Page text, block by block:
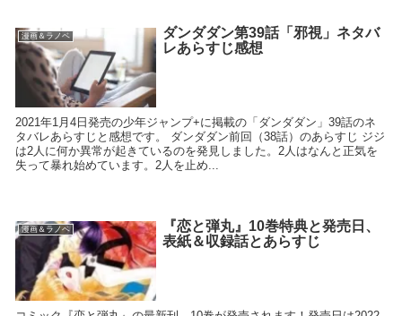
漫画＆ラノベ
ダンダダン第39話「邪視」ネタバ
レあらすじ感想
2021年1月4日発売の少年ジャンプ+に掲載の「ダンダダン」39話のネ
タバレあらすじと感想です。 ダンダダン前回（38話）のあらすじ ジジ
は2人に何か異常が起きているのを発見しました。2人はなんと正気を
失って暴れ始めています。2人を止め...
漫画＆ラノベ
『恋と弾丸』10巻特典と発売日、
表紙＆収録話とあらすじ